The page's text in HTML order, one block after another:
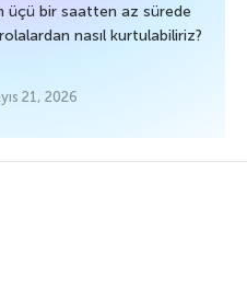
üçü bir saatten az sürede
nasıl kurtulabiliriz?
21, 2026